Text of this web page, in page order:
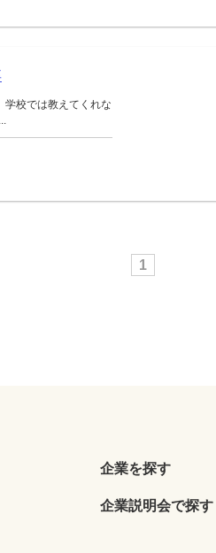
学校では教えてくれな
1
企業を探す
企業説明会で探す